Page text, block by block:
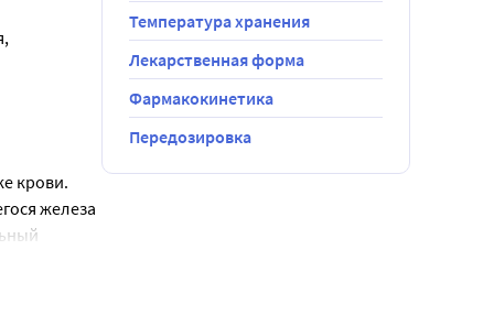
5,85 мг
мг
во
в
крови.
железа
Температура хранения
Лекарственная форма
Фармакокинетика
Передозировка